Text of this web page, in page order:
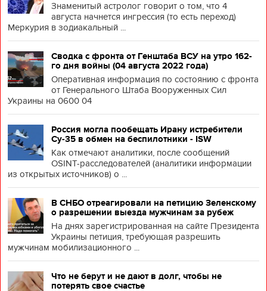
Знаменитый астролог говорит о том, что 4
августа начнется ингрессия (то есть переход)
Меркурия в зодиакальный ...
Сводка с фронта от Генштаба ВСУ на утро 162-
го дня войны (04 августа 2022 года)
Оперативная информация по состоянию с фронта
от Генерального Штаба Вооруженных Сил
Украины на 0600 04
Россия могла пообещать Ирану истребители
Су-35 в обмен на беспилотники - ISW
Как отмечают аналитики, после сообщений
OSINT-расследователей (аналитики информации
из открытых источников) о ...
В СНБО отреагировали на петицию Зеленскому
о разрешении выезда мужчинам за рубеж
На днях зарегистрированная на сайте Президента
Украины петиция, требующая разрешить
мужчинам мобилизационного ...
Что не берут и не дают в долг, чтобы не
потерять свое счастье